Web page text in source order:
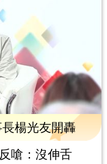
楊光友開轟
嗆：沒伸舌